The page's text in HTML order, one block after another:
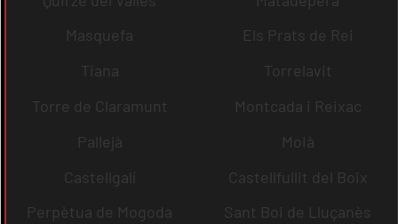
Masquefa
Els Prats de Rei
Tiana
Torrelavit
Torre de Claramunt
Montcada i Reixac
Pallejà
Moià
Castellgalí
Castellfullit del Boix
Perpètua de Mogoda
Sant Boi de Lluçanès